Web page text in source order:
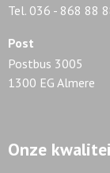
Tel. 036 - 868 88
Post
Postbus 3005
1300 EG Almere
Onze